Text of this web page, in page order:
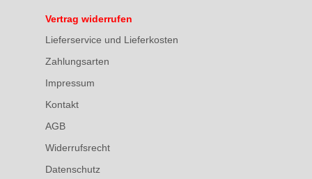
Vertrag widerrufen
Lieferservice und Lieferkosten
Zahlungsarten
Impressum
Kontakt
AGB
Widerrufsrecht
Datenschutz